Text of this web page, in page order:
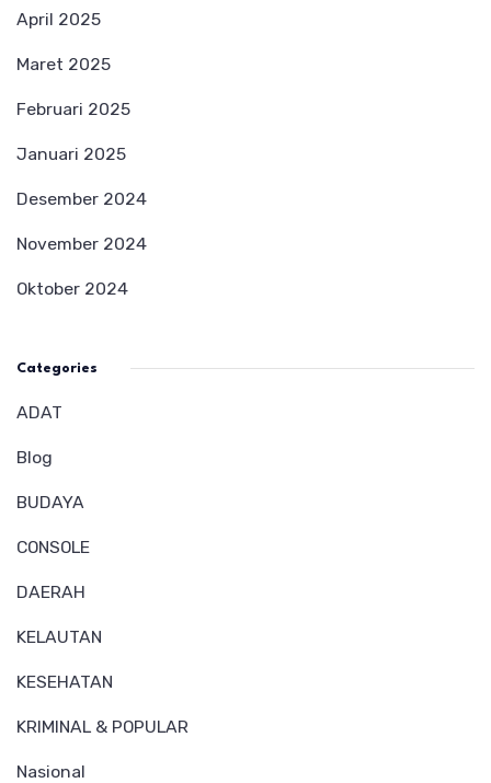
April 2025
Maret 2025
Februari 2025
Januari 2025
Desember 2024
November 2024
Oktober 2024
Categories
ADAT
Blog
BUDAYA
CONSOLE
DAERAH
KELAUTAN
KESEHATAN
KRIMINAL & POPULAR
Nasional